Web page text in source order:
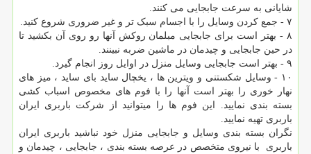
شایانی به سرعت جابجایی می کنند.
۷ - جمع کردن وسایل را با اجسام سبک تر و غیر ضروری شروع کنید.
۸ - بهتر است برای جابجایی مبلمان روکش آنها رو روی آن بکشید تا
در حین جابجایی و چیدمان در ماشین ضربه نبینند.
۹ - بهتر است جابجایی وسایل منزل در اوایل روز انجام گیرد.
۱۰ - وسایل شکستنی و ویترین ها ، یخچال ساید بای ساید ، میز های
نهار خوری را بهتر است آنها را با فوم های مخصوص اسباب کشی
بسته بندی نمایید. این فوم ها را میتوانید از شرکت باربری ایران
باربری تهیه نمایید.
نگران بسته بندی وسایل و جابجایی منزل خود نباشید باربری ایران
باربری با نیروی متخصص در عرصه بسته بندی ، جابجایی ، چیدمان و